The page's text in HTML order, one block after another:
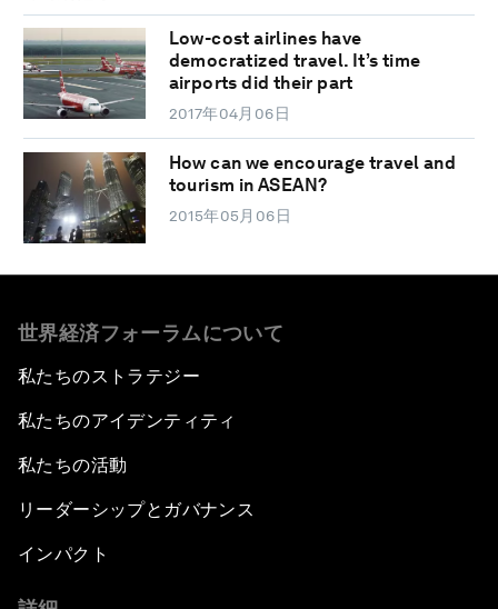
Low-cost airlines have
democratized travel. It’s time
airports did their part
2017年04月06日
How can we encourage travel and
tourism in ASEAN?
2015年05月06日
世界経済フォーラムについて
私たちのストラテジー
私たちのアイデンティティ
私たちの活動
リーダーシップとガバナンス
インパクト